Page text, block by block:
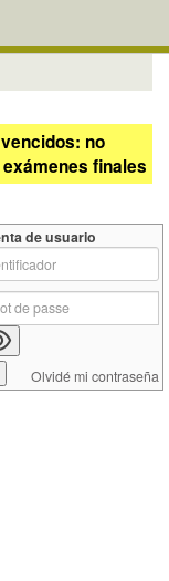
no
finales
de usuario
Olvidé mi contraseña